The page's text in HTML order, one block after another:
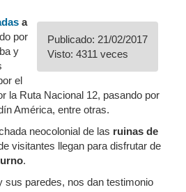
Publicado: 21/02/2017
Visto: 4311 veces
a
por
y
el
la Ruta Nacional 12, pasando por
América, entre otras.
neocolonial de las ruinas de
visitantes llegan para disfrutar de
.
sus paredes, nos dan testimonio